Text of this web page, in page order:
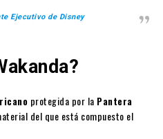
Ejecutivo de Disney
protegida por la Pantera
del que está compuesto el